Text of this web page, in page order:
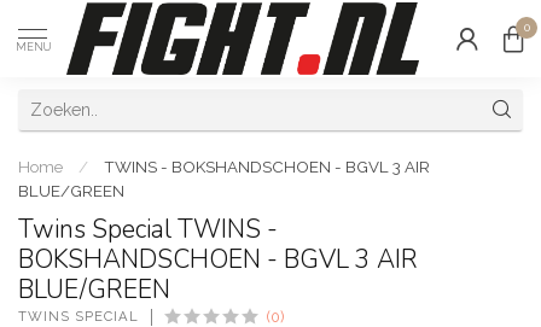
MENU
0
Home /
TWINS - BOKSHANDSCHOEN - BGVL 3 AIR
BLUE/GREEN
Twins Special TWINS -
BOKSHANDSCHOEN - BGVL 3 AIR
BLUE/GREEN
TWINS SPECIAL (0)